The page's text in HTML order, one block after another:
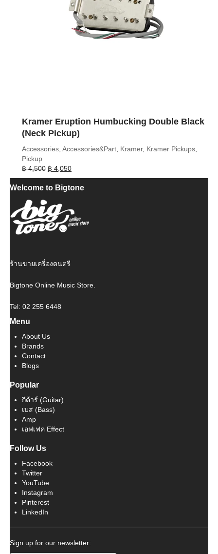
Kramer Eruption Humbucking Double Black
(Neck Pickup)
Accessories, Accessories&Part, Kramer, Kramer Pickups,
Pickup
฿4,500 Original
price
was:
฿ 4,050Current
price
is:
Welcome to Bigtone
ร้านขายเครื่องดนตรี
Bigtone Online Music Store.
Tel: 02 255 6448
Menu
About Us
Brands
Contact
Blogs
Popular
กีต้าร์ (Guitar)
เบส (Bass)
Amp
เอฟเฟค Effect
Follow Us
Facebook
Twitter
YouTube
Instagram
Pinterest
LinkedIn
Sign up for our newsletter: